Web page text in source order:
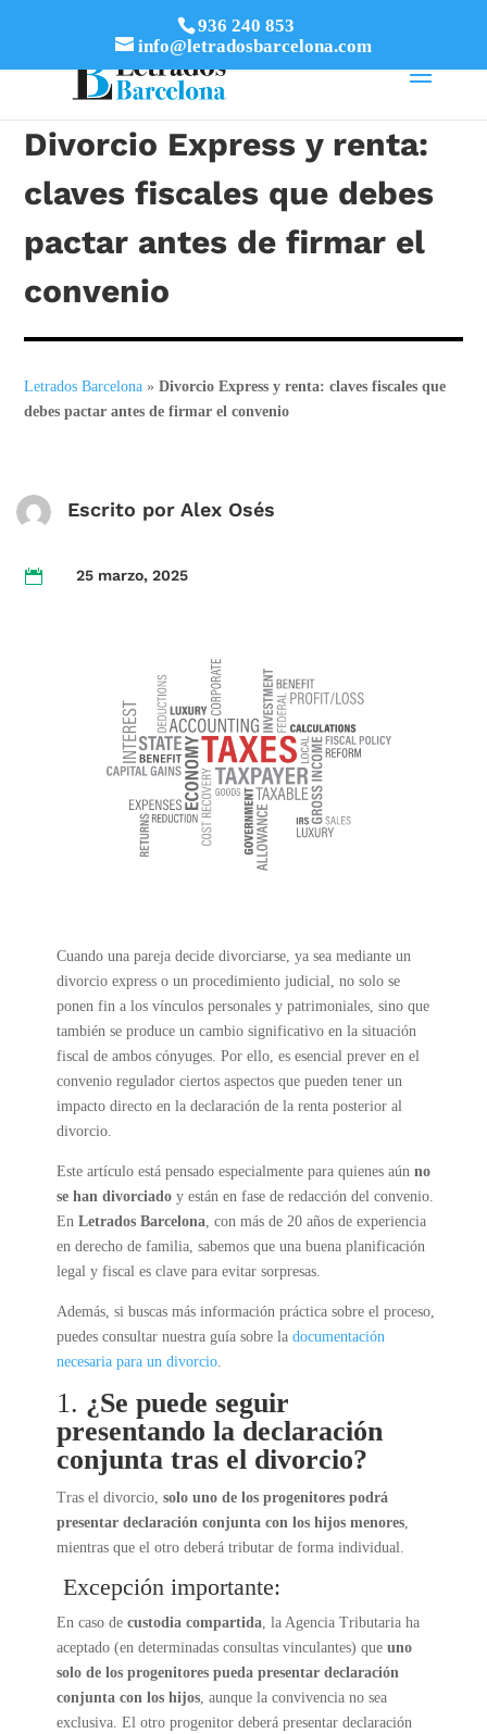
936 240 853
info@letradosbarcelona.com
Divorcio Express y renta:
claves fiscales que debes
pactar antes de firmar el
convenio
Letrados Barcelona »Divorcio Express y renta: claves fiscales que
debes pactar antes de firmar el convenio
Escrito por Alex Osés
 25 marzo, 2025
Cuando una pareja decide divorciarse, ya sea mediante un
divorcio express o un procedimiento judicial, no solo se
ponen fin a los vínculos personales y patrimoniales, sino que
también se produce un cambio significativo en la situación
fiscal de ambos cónyuges. Por ello, es esencial prever en el
convenio regulador ciertos aspectos que pueden tener un
impacto directo en la declaración de la renta posterior al
divorcio.
Este artículo está pensado especialmente para quienes aúnno
se han divorciado y están en fase de redacción del convenio.
EnLetrados Barcelona , con más de 20 años de experiencia
en derecho de familia, sabemos que una buena planificación
legal y fiscal es clave para evitar sorpresas.
Además, si buscas más información práctica sobre el proceso,
puedes consultar nuestra guía sobre ladocumentación
necesaria para un divorcio
1. ¿Se puede seguir
presentando la declaración
conjunta tras el divorcio?
Tras el divorcio,solo uno de los progenitores podrá
presentar declaración conjunta con los hijos menores
mientras que el otro deberá tributar de forma individual.
Excepción importante:
En caso decustodia compartida , la Agencia Tributaria ha
aceptado (en determinadas consultas vinculantes) queuno
solo de los progenitores pueda presentar declaración
conjunta con los hijos , aunque la convivencia no sea
exclusiva. El otro progenitor deberá presentar declaración